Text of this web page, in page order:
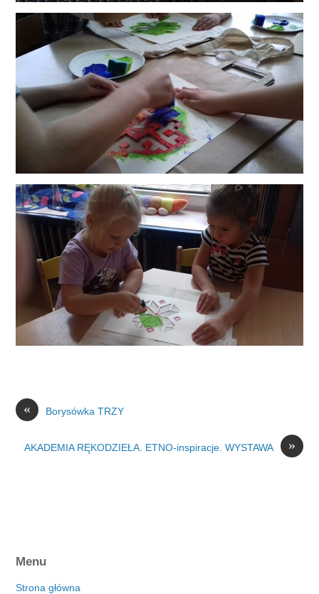
« Borysówka TRZY
»
AKADEMIA RĘKODZIEŁA. ETNO-inspiracje. WYSTAWA
Menu
Strona główna